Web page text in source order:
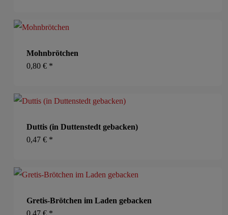
Mohnbrötchen
0,80 € *
Duttis (in Duttenstedt gebacken)
0,47 € *
Gretis-Brötchen im Laden gebacken